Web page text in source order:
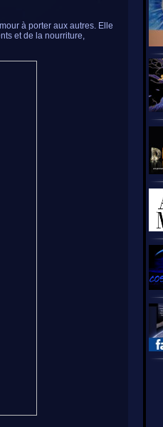
à porter aux autres. Elle
et de la nourriture,